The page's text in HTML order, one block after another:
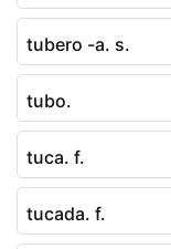
tubero -a. s.
tubo.
tuca. f.
tucada. f.